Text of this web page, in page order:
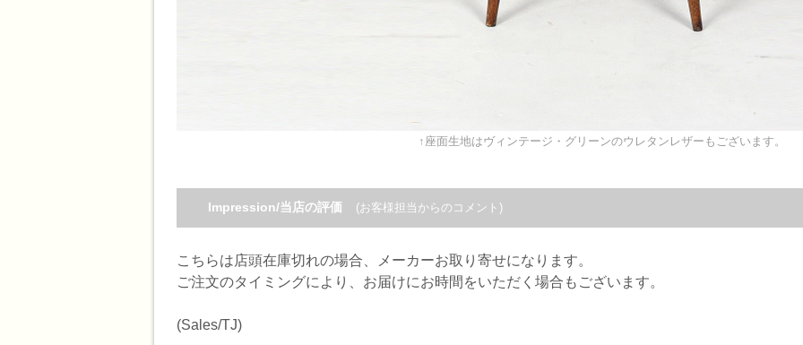
↑座面生地はヴィンテージ・グリーンのウレタンレザーもございます。
Impression/当店の評価 (お客様担当からのコメント)
こちらは店頭在庫切れの場合、メーカーお取り寄せになります。
ご注文のタイミングにより、お届けにお時間をいただく場合もございます。
(Sales/TJ)